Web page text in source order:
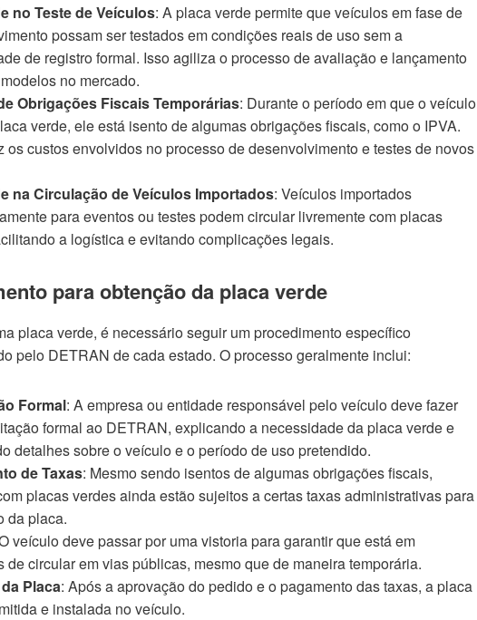
no Teste de Veículos: A placa verde permite que veículos em fase de
possam ser testados em condições reais de uso sem a
de registro formal. Isso agiliza o processo de avaliação e lançamento
no mercado.
Obrigações Fiscais Temporárias: Durante o período em que o veículo
verde, ele está isento de algumas obrigações fiscais, como o IPVA.
os custos envolvidos no processo de desenvolvimento e testes de novos
na Circulação de Veículos Importados: Veículos importados
para eventos ou testes podem circular livremente com placas
a logística e evitando complicações legais.
para obtenção da placa verde
placa verde, é necessário seguir um procedimento específico
pelo DETRAN de cada estado. O processo geralmente inclui:
Formal: A empresa ou entidade responsável pelo veículo deve fazer
formal ao DETRAN, explicando a necessidade da placa verde e
detalhes sobre o veículo e o período de uso pretendido.
de Taxas: Mesmo sendo isentos de algumas obrigações fiscais,
placas verdes ainda estão sujeitos a certas taxas administrativas para
da placa.
veículo deve passar por uma vistoria para garantir que está em
de circular em vias públicas, mesmo que de maneira temporária.
Placa: Após a aprovação do pedido e o pagamento das taxas, a placa
e instalada no veículo.